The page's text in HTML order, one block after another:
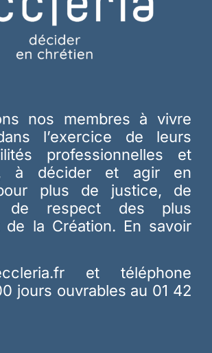
nos membres à vivre
l’exercice de leurs
professionnelles et
à décider et agir en
plus de justice, de
de respect des plus
la Création. En savoir
et téléphone
jours ouvrables au 01 42